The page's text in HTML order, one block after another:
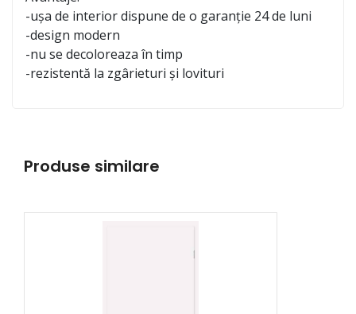
-ușa de interior dispune de o garanție 24 de luni
-design modern
-nu se decoloreaza în timp
-rezistentă la zgârieturi și lovituri
Produse similare